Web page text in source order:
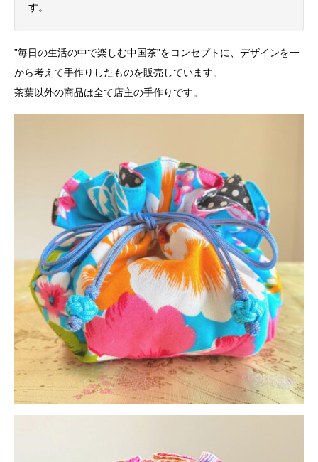
す。
”毎日の生活の中で楽しむ中国茶”をコンセプトに、デザインを一
から考えて手作りしたものを販売しています。
茶葉以外の商品は全て店主の手作りです。